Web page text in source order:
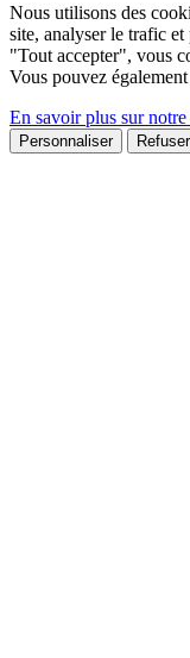
Nous utilisons des
site, analyser le trafic
"Tout accepter", vous
Vous pouvez
En savoir plus sur
Personnaliser Refuser